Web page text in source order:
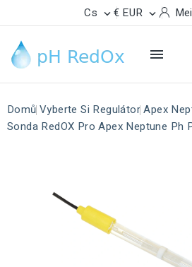
Cs  € EUR 

Domů Vyberte Si Regulátor Apex
Sonda RedOX Pro Apex Neptune Ph